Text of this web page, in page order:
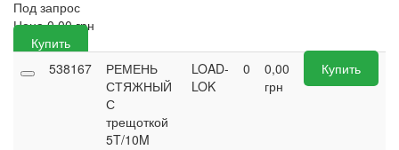
Под запрос
Цена 0,00грн
Купить
538167
РЕМЕНЬ
СТЯЖНЫЙ
С
трещоткой
5T/10M
LOAD-
LOK
0
0,00
грн
Купить